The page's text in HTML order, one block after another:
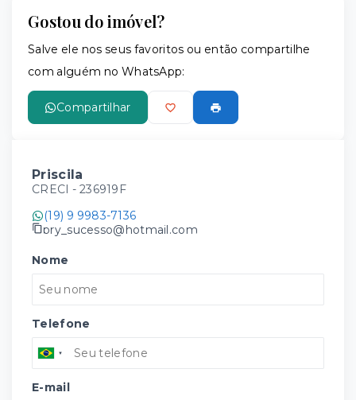
Gostou do imóvel?
Salve ele nos seus favoritos ou então compartilhe
com alguém no WhatsApp:
Compartilhar
Priscila
CRECI - 236919F
(19) 9 9983-7136
pry_sucesso@hotmail.com
Nome
Telefone
E-mail